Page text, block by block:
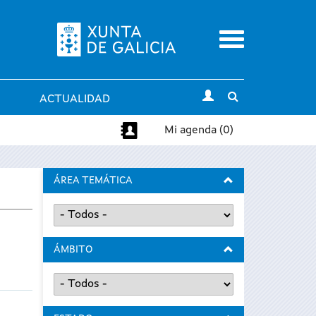
Menu
ACTUALIDAD
search
Mi agenda (0)
ÁREA TEMÁTICA
ÁMBITO